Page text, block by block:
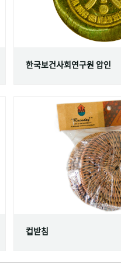
한국보건사회연구원 압인
컵받침